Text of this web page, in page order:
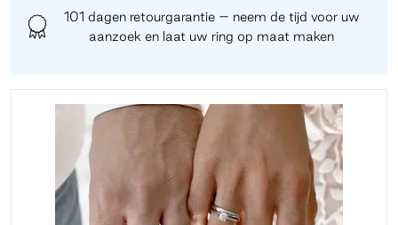
101 dagen retourgarantie – neem de tijd voor uw
aanzoek en laat uw ring op maat maken